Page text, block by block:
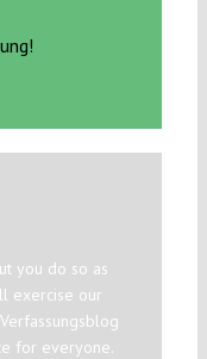
you do so as
exercise our
for everyone.